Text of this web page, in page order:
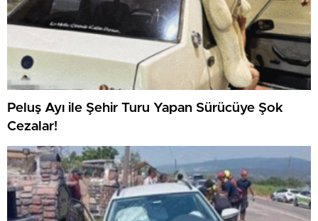
Peluş Ayı ile Şehir Turu Yapan Sürücüye Şok
Cezalar!